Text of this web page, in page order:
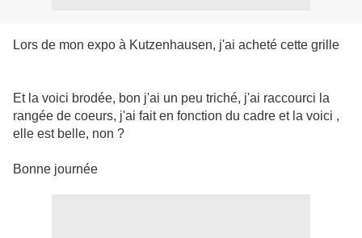
Lors de mon expo à Kutzenhausen, j'ai acheté cette grille
Et la voici brodée, bon j'ai un peu triché, j'ai raccourci la
rangée de coeurs, j'ai fait en fonction du cadre et la voici ,
elle est belle, non ?
Bonne journée